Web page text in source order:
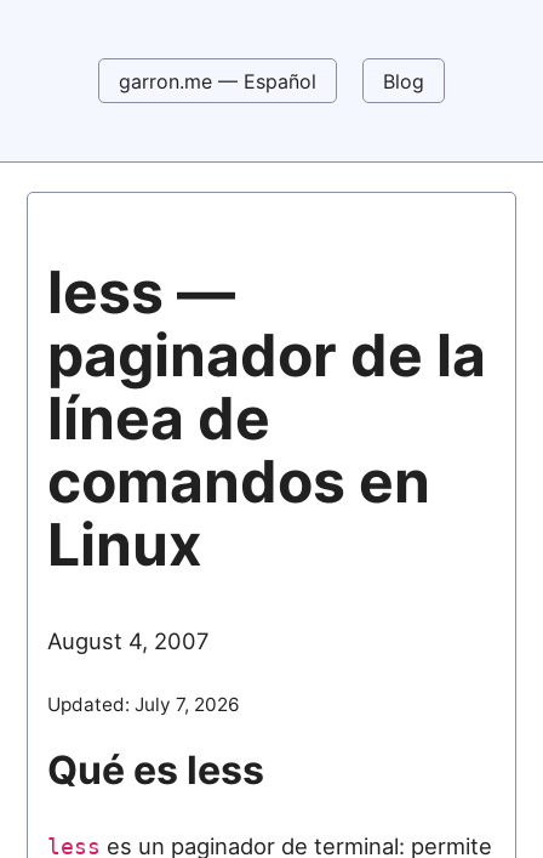
garron.me — Español Blog
less —
paginador de la
línea de
comandos en
Linux
August 4, 2007
Updated:July 7, 2026
Qué es less
less es un paginador de terminal: permite